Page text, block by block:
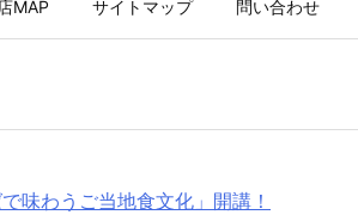
MAP サイトマップ 問い合わせ
味わうご当地食文化」開講！